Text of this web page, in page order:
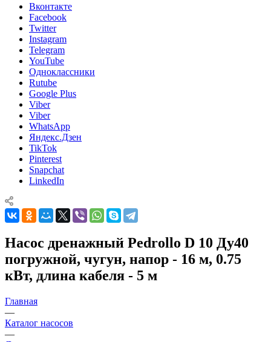
Вконтакте
Facebook
Twitter
Instagram
Telegram
YouTube
Одноклассники
Rutube
Google Plus
Viber
Viber
WhatsApp
Яндекс.Дзен
TikTok
Pinterest
Snapchat
LinkedIn
Насос дренажный Pedrollo D 10 Ду40
погружной, чугун, напор - 16 м, 0.75
кВт, длина кабеля - 5 м
Главная
—
Каталог насосов
—